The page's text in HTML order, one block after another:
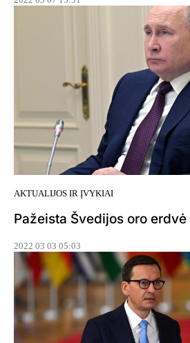
AKTUALIJOS IR ĮVYKIAI
Pažeista Švedijos oro
2022 03 03 05:03